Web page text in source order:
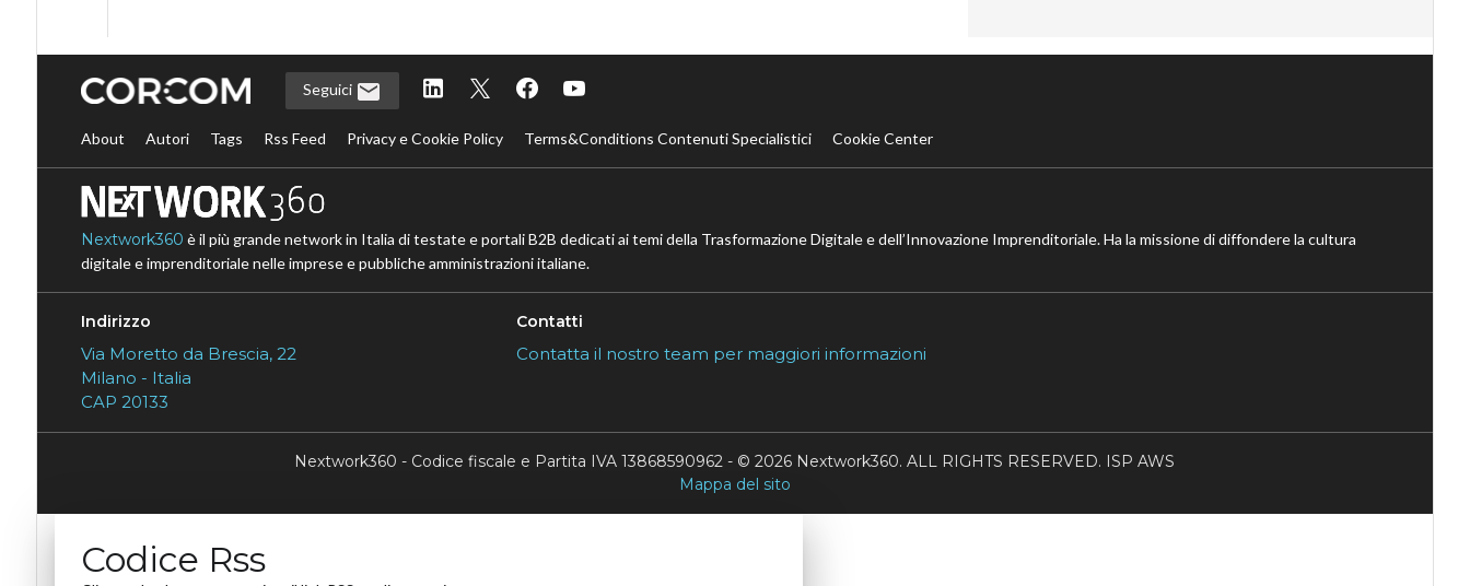
Seguici
About Autori Tags Rss Feed Privacy e Cookie Policy Terms&Conditions Contenuti Specialistici Cookie Center
Nextwork360 è il più grande network in Italia di testate e portali B2B dedicati ai temi della Trasformazione Digitale e dell’Innovazione Imprenditoriale. Ha la missione di diffondere la cultura
digitale e imprenditoriale nelle imprese e pubbliche amministrazioni italiane.
Indirizzo
Via Moretto da Brescia, 22
Milano - Italia
CAP 20133
Contatti
Contatta il nostro team per maggiori informazioni
Nextwork360 - Codice fiscale e Partita IVA 13868590962 - © 2026 Nextwork360. ALL RIGHTS RESERVED. ISP AWS
Mappa del sito
Codice Rss